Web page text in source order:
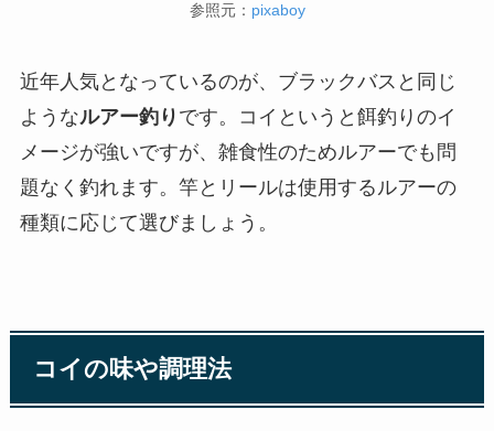
参照元： pixaboy
近年人気となっているのが、ブラックバスと同じ
ようなルアー釣り です。コイというと餌釣りのイ
メージが強いですが、雑食性のためルアーでも問
題なく釣れます。竿とリールは使用するルアーの
種類に応じて選びましょう。
コイの味や調理法